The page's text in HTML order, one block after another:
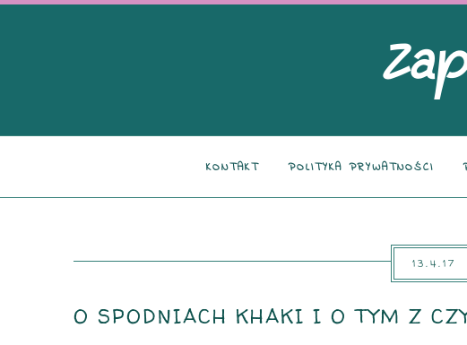
KONTAKT POLITYKA PRYWATNOŚCI
13.4.17
O SPODNIACH KHAKI I O TYM Z